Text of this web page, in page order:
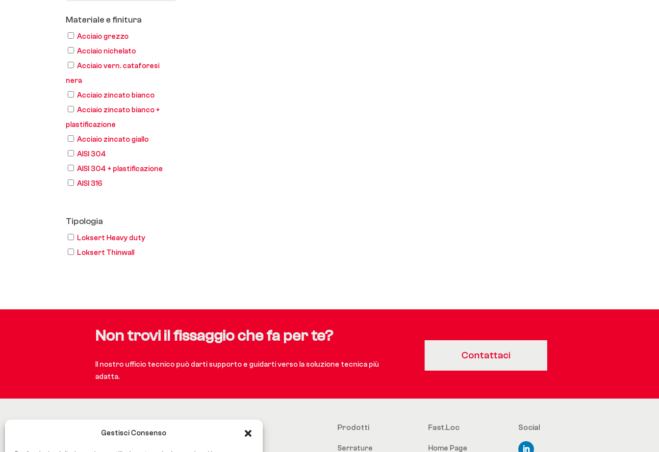
Gestisci Consenso
Materiale e finitura
Acciaio grezzo
Acciaio nichelato
Acciaio vern. cataforesi
nera
Acciaio zincato bianco
Acciaio zincato bianco +
plastificazione
Acciaio zincato giallo
AISI 304
AISI 304 + plastificazione
AISI 316
Tipologia
Loksert Heavy duty
Loksert Thinwall
Non trovi il fissaggio che fa per te?
Il nostro ufficio tecnico può darti supporto e guidarti verso la soluzione tecnica più
adatta.
Contattaci
Prodotti
Serrature
Fast.Loc
Home Page
Social